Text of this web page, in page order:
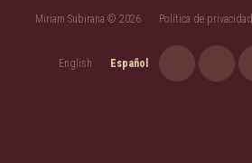
Miriam Subirana © 2026 Política de privacidad
English Español